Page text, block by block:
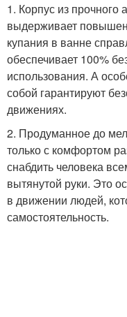
1. Корпус из прочного
выдерживает
купания в ванне
обеспечивает 100%
использования. А
собой гарантируют
движениях.
2. Продуманное до
только с комфортом
снабдить человека
вытянутой руки. Это
в движении людей,
самостоятельность.